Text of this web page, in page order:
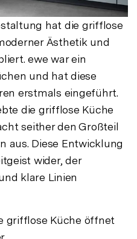
hat die grifflose
Ästhetik und
ewe war ein
und hat diese
erstmals eingeführt.
die grifflose Küche
seither den Großteil
aus. Diese Entwicklung
wider, der
klare Linien
grifflose Küche öffnet